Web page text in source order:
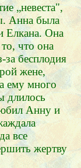
„невеста",
Анна была
Елкана. Она
что она
бесплодия
жене,
ему много
длилось
Анну и
все
жертву